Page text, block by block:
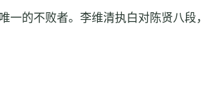
的不败者。李维清执白对陈贤八